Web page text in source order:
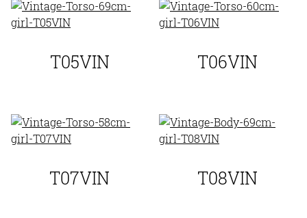
T05VIN T06VIN
T07VIN T08VIN